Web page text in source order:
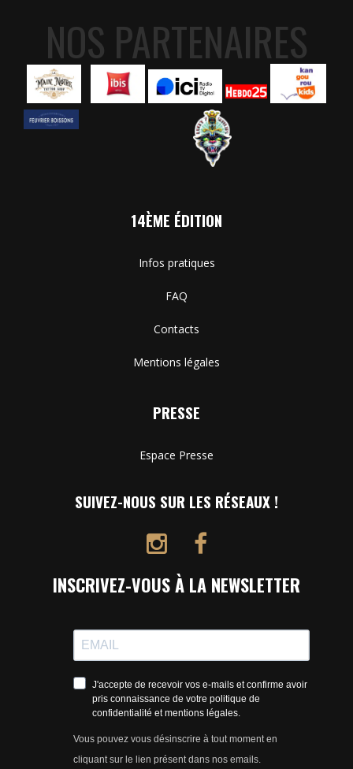
NOS PARTENAIRES
14ÈME ÉDITION
Infos pratiques
FAQ
Contacts
Mentions légales
PRESSE
Espace Presse
SUIVEZ-NOUS SUR LES RÉSEAUX !
INSCRIVEZ-VOUS À LA NEWSLETTER
J'accepte de recevoir vos e-mails et confirme avoir
pris connaissance de votre politique de
confidentialité et mentions légales.
Vous pouvez vous désinscrire à tout moment en
cliquant sur le lien présent dans nos emails.